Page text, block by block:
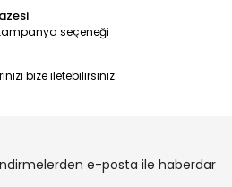
seçeneği
bize iletebilirsiniz.
e-posta ile haberdar